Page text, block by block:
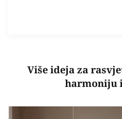
Više ideja za
harmoniju